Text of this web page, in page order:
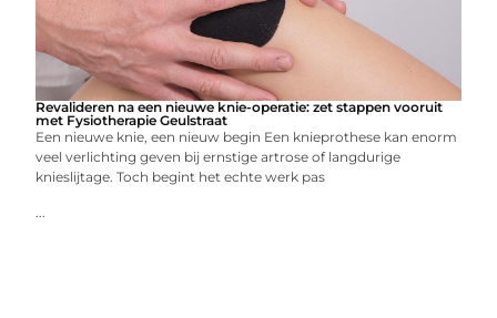
Revalideren na een nieuwe knie-operatie: zet stappen vooruit
met Fysiotherapie Geulstraat
Een nieuwe knie, een nieuw begin Een knieprothese kan enorm
veel verlichting geven bij ernstige artrose of langdurige
knieslijtage. Toch begint het echte werk pas
...